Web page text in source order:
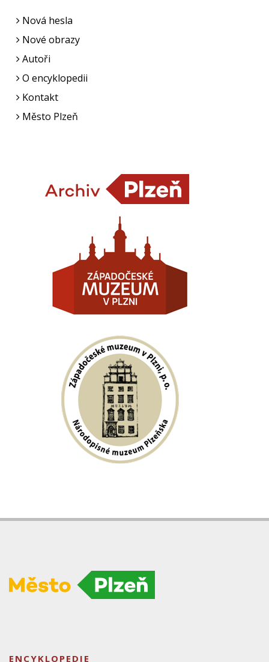
Nová hesla
Nové obrazy
Autoři
O encyklopedii
Kontakt
Město Plzeň
ENCYKLOPEDIE